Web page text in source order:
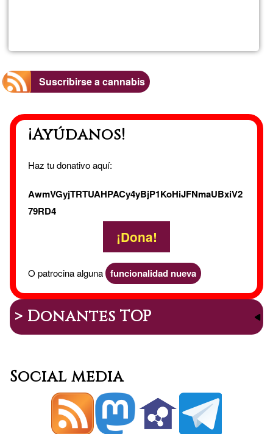
Suscribirse a cannabis
¡Ayúdanos!
Haz tu donativo aquí:
AwmVGyjTRTUAHPACy4yBjP1KoHiJFNmaUBxiV2
79RD4
¡Dona!
O patrocina alguna funcionalidad nueva
> Donantes TOP
Social media